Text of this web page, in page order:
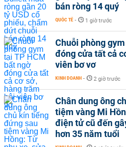
bán ròng 14 quý
QUỐC TẾ - 1 giờ trước
Chuỗi phòng
đóng cửa tất cả
viên bơ vơ
KINH DOANH - 2 giờ trước
Chân dung ông
tiệm vàng Mi
điện tử cũ đến
hơn 35 năm tuổi